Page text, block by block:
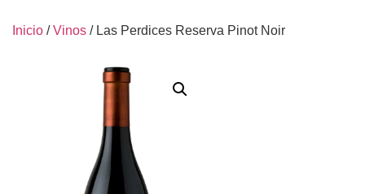
Inicio /Vinos / Las Perdices Reserva Pinot Noir